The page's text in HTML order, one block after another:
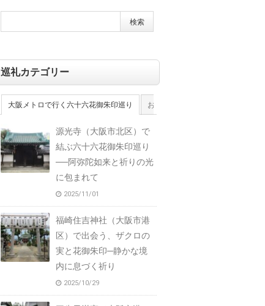
巡礼カテゴリー
大阪メトロで行く六十六花御朱印巡り おおさか十三佛霊場
源光寺（大阪市北区）で
結ぶ六十六花御朱印巡り
──阿弥陀如来と祈りの光
に包まれて
2025/11/01
福崎住吉神社（大阪市港
区）で出会う、ザクロの
実と花御朱印─静かな境
内に息づく祈り
2025/10/29